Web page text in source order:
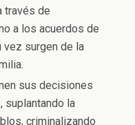
través de
a los acuerdos de
vez surgen de la
sus decisiones
suplantando la
criminalizando